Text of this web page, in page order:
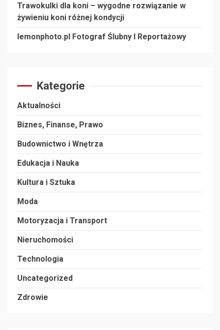
Trawokulki dla koni – wygodne rozwiązanie w
żywieniu koni różnej kondycji
lemonphoto.pl Fotograf Ślubny I Reportażowy
Kategorie
Aktualności
Biznes, Finanse, Prawo
Budownictwo i Wnętrza
Edukacja i Nauka
Kultura i Sztuka
Moda
Motoryzacja i Transport
Nieruchomości
Technologia
Uncategorized
Zdrowie